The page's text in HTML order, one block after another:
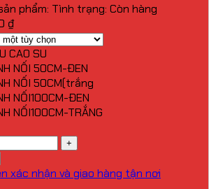
phẩm: Tình trạng: Còn hàng
₫Khoảng
giá:
từ
25.000 ₫
đến
65.000 ₫
CAO SU
NỐI 50CM-ĐEN
NỐI 50CM(trắng
NỐI100CM-ĐEN
NỐI100CM-TRẮNG
xác nhận và giao hàng tận nơi